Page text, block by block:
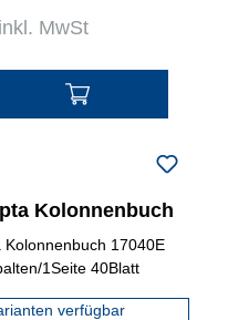
MwSt
Kolonnenbuch
Kolonnenbuch 17040E
1Seite 40Blatt
verfügbar